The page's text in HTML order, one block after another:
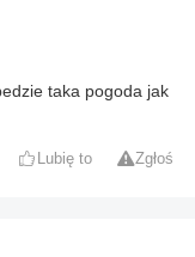
taka pogoda jak
Lubię to Zgłoś